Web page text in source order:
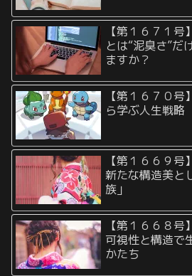
【第１６７１
とは“泥臭さ”だ
ますか？
【第１６７０
ら学ぶ人生戦略
【第１６６９
新たな構造美と
族」
【第１６６８
可視性と構造で
かたち